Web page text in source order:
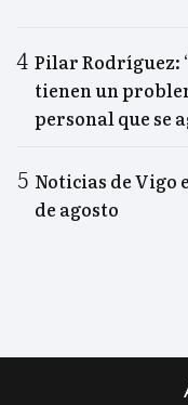
Pilar Rodríguez:
tienen un
personal que se
Noticias de Vigo
de agosto